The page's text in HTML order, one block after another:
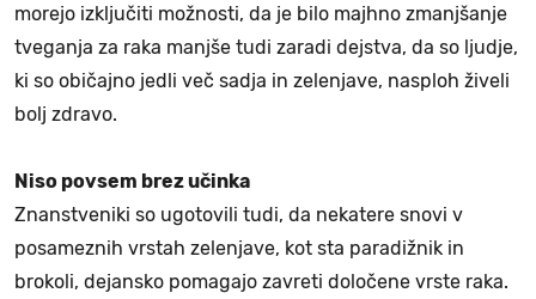
morejo izključiti možnosti, da je bilo majhno zmanjšanje
tveganja za raka manjše tudi zaradi dejstva, da so ljudje,
ki so običajno jedli več sadja in zelenjave, nasploh živeli
bolj zdravo.
Niso povsem brez učinka
Znanstveniki so ugotovili tudi, da nekatere snovi v
posameznih vrstah zelenjave, kot sta paradižnik in
brokoli, dejansko pomagajo zavreti določene vrste raka.